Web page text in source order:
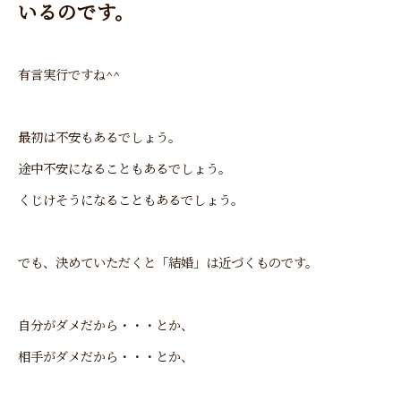
いるのです。
有言実行ですね^^
最初は不安もあるでしょう。
途中不安になることもあるでしょう。
くじけそうになることもあるでしょう。
でも、決めていただくと「結婚」は近づくものです。
自分がダメだから・・・とか、
相手がダメだから・・・とか、